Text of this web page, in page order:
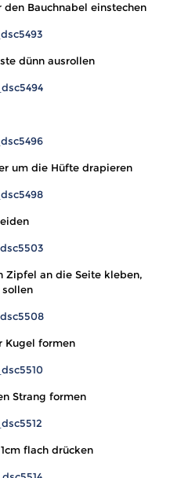
Bauchnabel einstechen
dünn ausrollen
um die Hüfte drapieren
Zipfel an die Seite kleben,
Kugel formen
Strang formen
flach drücken